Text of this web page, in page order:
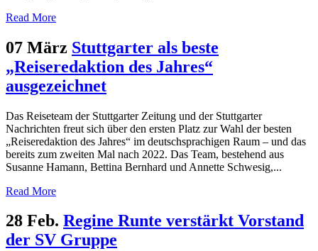
Read More
07 März Stuttgarter als beste
„Reiseredaktion des Jahres“
ausgezeichnet
Das Reiseteam der Stuttgarter Zeitung und der Stuttgarter
Nachrichten freut sich über den ersten Platz zur Wahl der besten
„Reiseredaktion des Jahres“ im deutschsprachigen Raum – und das
bereits zum zweiten Mal nach 2022. Das Team, bestehend aus
Susanne Hamann, Bettina Bernhard und Annette Schwesig,...
Read More
28 Feb. Regine Runte verstärkt Vorstand
der SV Gruppe